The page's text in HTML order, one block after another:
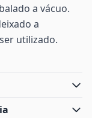
a vácuo.
a
utilizado.